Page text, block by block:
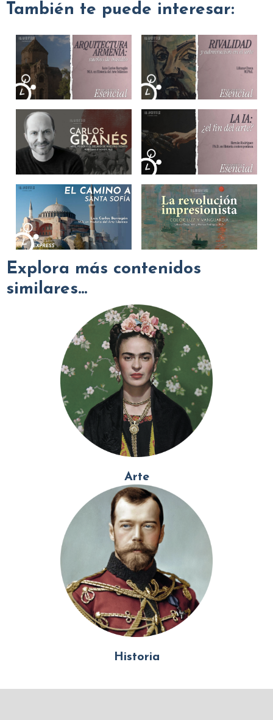
También te puede interesar:
Explora más contenidos
similares...
Arte
Historia
Mundo Islámico